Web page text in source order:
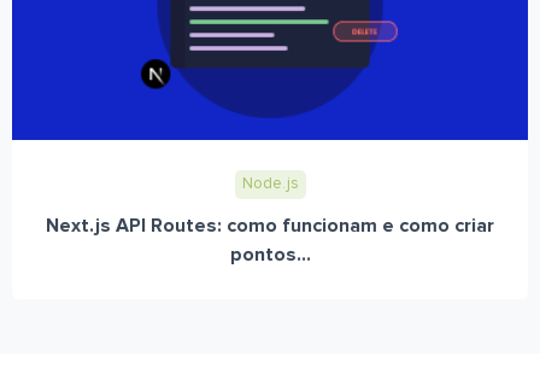
Node.js
Next.js API Routes: como funcionam e como criar
pontos...